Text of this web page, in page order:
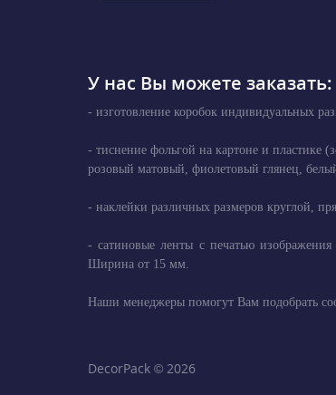
У нас Вы можете заказать:
- изготовление коробок индивидуальных
- тиснение фольгой на картоне и пластике
розовый матовый, фиолетовый глянец,
- наклейки различных размеров круглой,
- сатиновые ленты с печатью
Ширина от 15 мм.
Наши менеджеры помогут Вам подобрать
DecorPack © 2026